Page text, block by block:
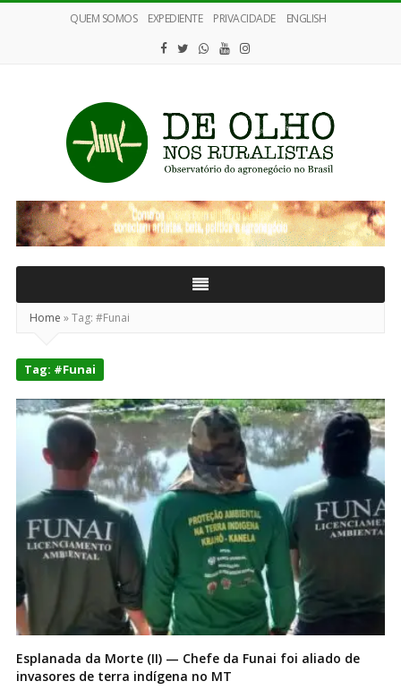
QUEM SOMOS EXPEDIENTE PRIVACIDADE ENGLISH
De
Olho
nos
Home »Tag: #Funai
Tag: #Funai
Esplanada da Morte (II) — Chefe da Funai foi aliado de
invasores de terra indígena no MT